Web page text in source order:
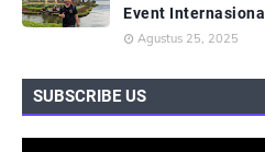
Event Internasional
Agustus 25, 2025
SUBSCRIBE US